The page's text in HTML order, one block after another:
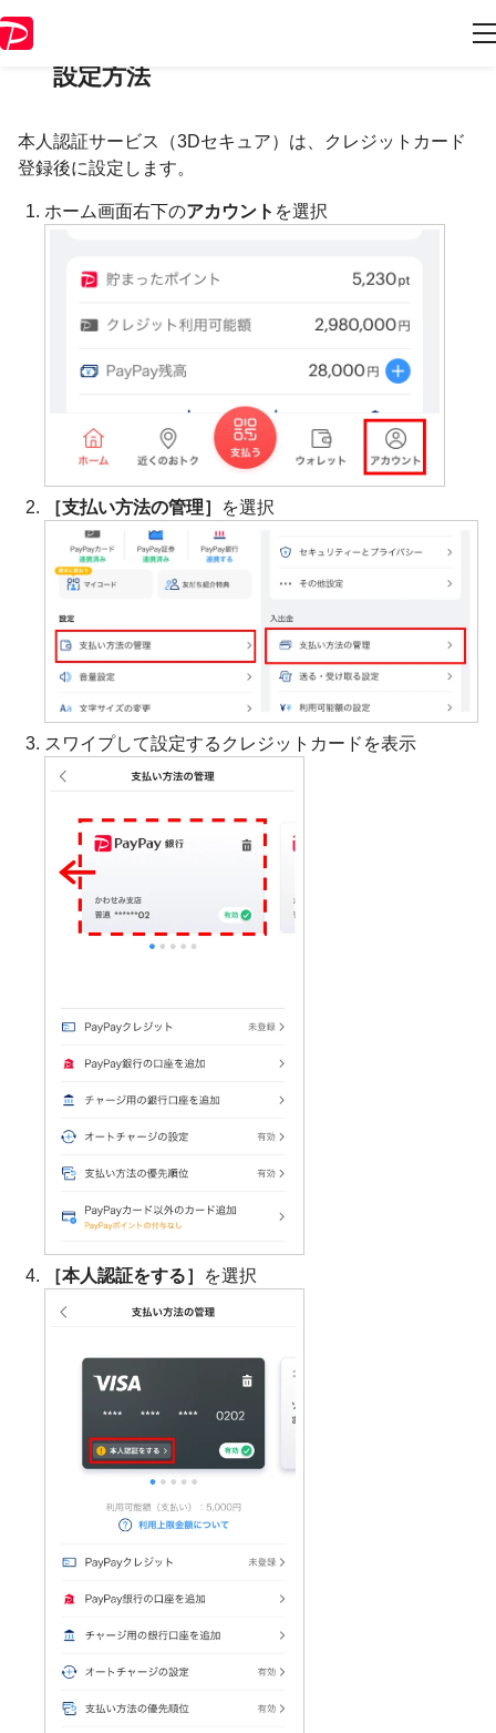
設定方法
本人認証サービス（3Dセキュア）は、クレジットカード
登録後に設定します。
ホーム画面右下のアカウント を選択
［支払い方法の管理］ を選択
スワイプして設定するクレジットカードを表示
［本人認証をする］ を選択